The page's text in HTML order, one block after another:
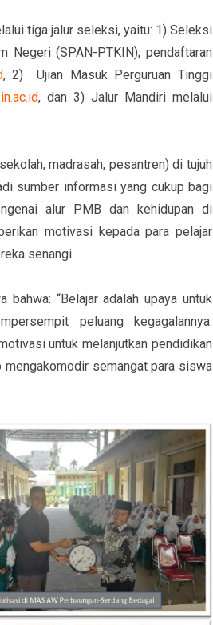
tiga jalur seleksi, yaitu: 1) Seleksi
Negeri (SPAN-PTKIN); pendaftaran
, 2) Ujian Masuk Perguruan Tinggi
, dan 3) Jalur Mandiri melalui
madrasah, pesantren) di tujuh
sumber informasi yang cukup bagi
alur PMB dan kehidupan di
motivasi kepada para pelajar
senangi.
“Belajar adalah upaya untuk
peluang kegagalannya.
untuk melanjutkan pendidikan
semangat para siswa